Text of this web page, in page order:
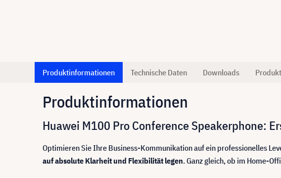
Produktinformationen Technische Daten Downloads
Produktinformationen
Huawei M100 Pro Conference Speakerphone:
Optimieren Sie Ihre Business-Kommunikation auf ein professionelles
auf absolute Klarheit und Flexibilität legen. Ganz gleich, ob im Home-